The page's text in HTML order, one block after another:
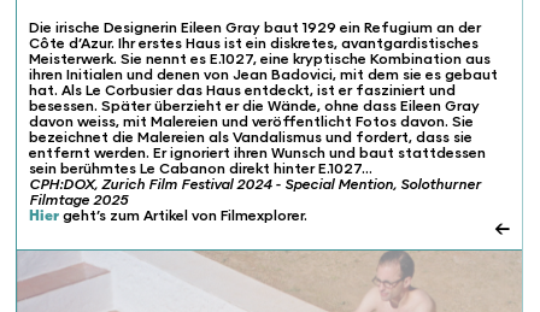
Die irische Designerin Eileen Gray baut 1929 ein Refugium an der
Côte d’Azur. Ihr erstes Haus ist ein diskretes, avantgardistisches
Meisterwerk. Sie nennt es E.1027, eine kryptische Kombination aus
ihren Initialen und denen von Jean Badovici, mit dem sie es gebaut
hat. Als Le Corbusier das Haus entdeckt, ist er fasziniert und
besessen. Später überzieht er die Wände, ohne dass Eileen Gray
davon weiss, mit Malereien und veröffentlicht Fotos davon. Sie
bezeichnet die Malereien als Vandalismus und fordert, dass sie
entfernt werden. Er ignoriert ihren Wunsch und baut stattdessen
sein berühmtes Le Cabanon direkt hinter E.1027…
CPH:DOX, Zurich Film Festival 2024 - Special Mention, Solothurner
Filmtage 2025
Hier geht’s zum Artikel von Filmexplorer.
←